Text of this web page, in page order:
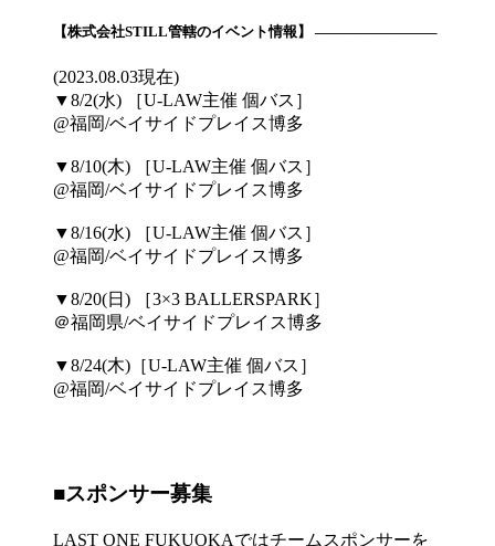
【株式会社STILL管轄のイベント情報】 ————————–
(2023.08.03現在)
▼8/2(水) ［U-LAW主催 個バス］
@福岡/ベイサイドプレイス博多
▼8/10(木) ［U-LAW主催 個バス］
@福岡/ベイサイドプレイス博多
▼8/16(水) ［U-LAW主催 個バス］
@福岡/ベイサイドプレイス博多
▼8/20(日) ［3×3 BALLERSPARK］
＠福岡県/ベイサイドプレイス博多
▼8/24(木)［U-LAW主催 個バス］
@福岡/ベイサイドプレイス博多
■スポンサー募集
LAST ONE FUKUOKAではチームスポンサーを